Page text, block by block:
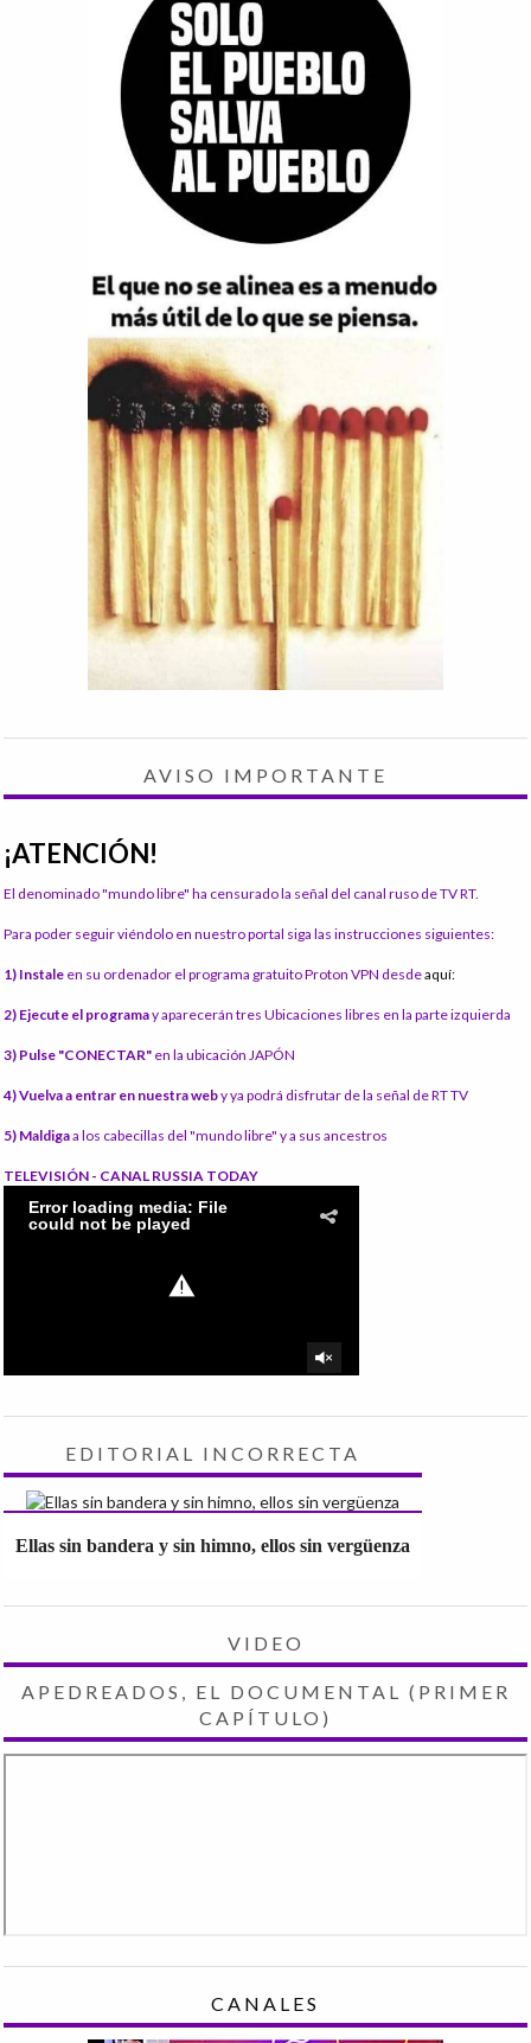
AVISO IMPORTANTE
¡ATENCIÓN!
El denominado "mundo libre" ha censurado la señal del canal ruso de TV RT.
Para poder seguir viéndolo en nuestro portal siga las instrucciones siguientes:
1) Instale en su ordenador el programa gratuito Proton VPN desdeaquí:
2) Ejecute el programay aparecerán tres Ubicaciones libres en la parte izquierda
3) Pulse "CONECTAR" en la ubicación JAPÓN
4) Vuelva a entrar en nuestra weby ya podrá disfrutar de la señal de RT TV
5) Maldigaa los cabecillas del "mundo libre" y a sus ancestros
TELEVISIÓN - CANAL RUSSIA TODAY
EDITORIAL INCORRECTA
Ellas sin bandera y sin himno, ellos sin vergüenza
VIDEO
APEDREADOS, EL DOCUMENTAL (PRIMER
CAPÍTULO)
CANALES